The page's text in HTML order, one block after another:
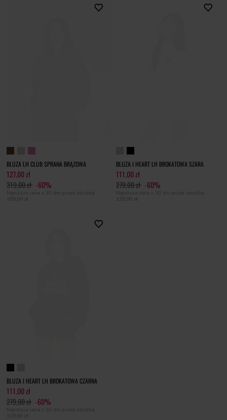
BLUZA LH CLUB SPRANA BRĄZOWA
127,00 zł
319,00 zł -60%
Najniższa cena z 30 dni przed obniżką
159,00 zł
BLUZA I HEART LH BROKATOWA SZARA
111,00 zł
279,00 zł -60%
Najniższa cena z 30 dni przed obniżką
139,00 zł
BLUZA I HEART LH BROKATOWA CZARNA
111,00 zł
279,00 zł -60%
Najniższa cena z 30 dni przed obniżką
119,00 zł